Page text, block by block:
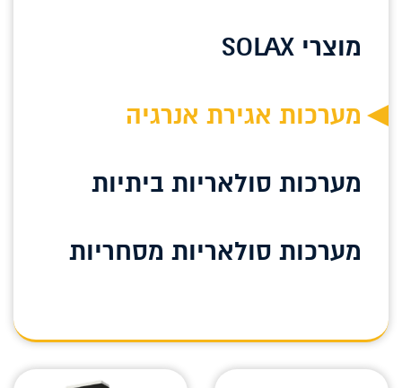
מוצרי SOLAX
מערכות אגירת אנרגיה
מערכות סולאריות ביתיות
מערכות סולאריות מסחריות